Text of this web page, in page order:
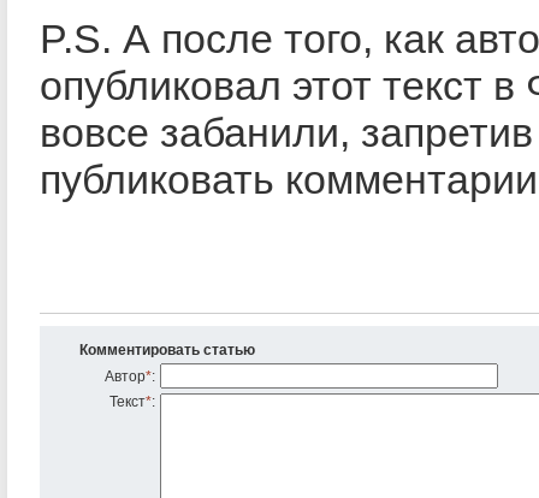
P.S. А после того, как
опубликовал этот текст в
вовсе забанили, запретив
публиковать
Комментировать статью
Автор*:
Текст*: